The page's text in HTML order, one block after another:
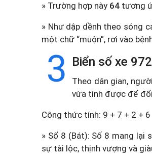
» Trường hợp này 64 tương
» Như dập dềnh theo sóng
một chữ “muộn”, rơi vào
3 Biển số xe
Theo dân gian,
vừa tính được để
Công thức tính: 9 + 7 + 2 +
» Số 8 (Bát): Số 8 mang lại
sự tài lộc, thịnh vượng và